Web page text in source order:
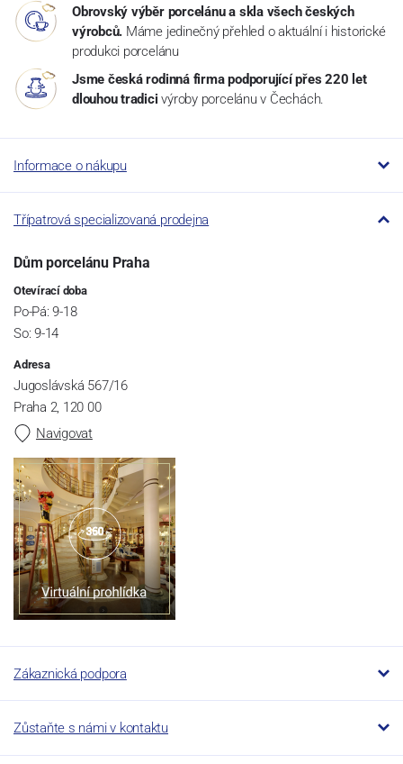
Obrovský výběr porcelánu a skla všech českých
výrobců. Máme jedinečný přehled o aktuální i historické
produkci porcelánu
Jsme česká rodinná firma podporující přes 220 let
dlouhou tradici výroby porcelánu v Čechách.
Informace o nákupu
Třípatrová specializovaná prodejna
Dům porcelánu Praha
Otevírací doba
Po-Pá: 9-18
So: 9-14
Adresa
Jugoslávská 567/16
Praha 2, 120 00
Navigovat
Zákaznická podpora
Zůstaňte s námi v kontaktu